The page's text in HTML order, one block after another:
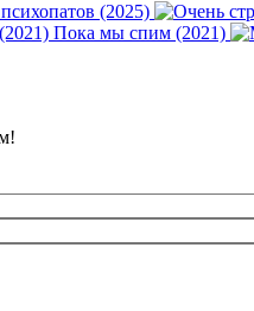
(2025)
Пока мы спим (2021)